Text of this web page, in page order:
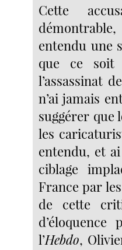
Cette
entendu une
que ce soit
l’assassinat
n’ai jamais
suggérer que
les
entendu, et
ciblage
France par
de cette
l’Hebdo,